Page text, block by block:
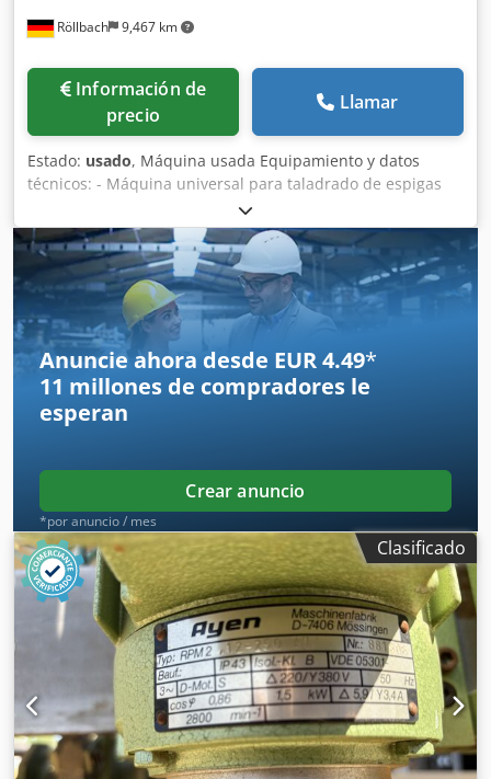
Röllbach 9,467 km
Información de
precio
Llamar
Estado: usado, Máquina usada Equipamiento y datos
técnicos: - Máquina universal para taladrado de espigas
para taladros horizontales y verticales - Ancho de trabajo
720 mm - Con viga de taladrado, motor de accionamiento
de 3 CV, 2800 rpm - 23 husillos de taladrado, distancia
entre taladros 32 mm - Sujeción neumática de la pieza
mediante pedal - 2 reglas tope de 1000 mm - con chasis
Disponibilidad: a corto plazo Crodpfx Ajzk N Atok Tsf
Ubicación en almacén: 63934 Röllbach
Anuncie ahora desde EUR 4.49*
11 millones de compradores le
esperan
Crear anuncio
*por anuncio / mes
Clasificado